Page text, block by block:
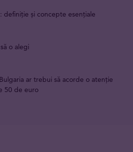
definiție și concepte esențiale
o alegi
ar trebui să acorde o atenție
50 de euro